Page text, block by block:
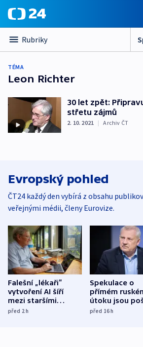
Rubriky
TÉMA
Leon Richter
30 let zpět:
střetu zájmů
2. 10. 2021 | Archiv ČT
Evropský pohled
ČT24 každý den vybírá z obsahu
veřejnými médii, členy Eurovize.
Falešní „lékaři“
vytvoření AI šíří
mezi staršími
Poláky nebezpečné
před 2h
Spekulace o
přímém
útoku jsou
míní estonský
před 16h